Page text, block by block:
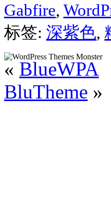
Gabfire,
标签: 深紫色,
« BlueWPA
BluTheme »